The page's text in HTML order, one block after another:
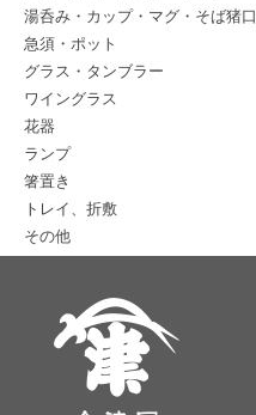
湯呑み・カップ・マグ・そば猪口
急須・ポット
グラス・タンブラー
ワイングラス
花器
ランプ
箸置き
トレイ、折敷
その他